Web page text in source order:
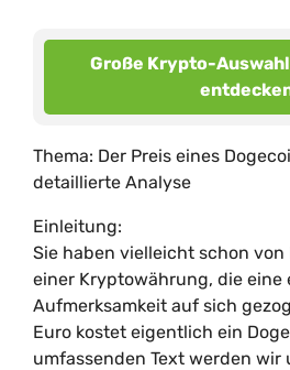
Große Krypto-
Thema: Der Preis eines
detaillierte Analyse
Einleitung:
Sie haben vielleicht schon von
einer Kryptowährung, die eine
Aufmerksamkeit auf sich
Euro kostet eigentlich ein
umfassenden Text werden wir